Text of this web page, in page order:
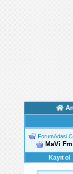
MaVi Fm
Kayıt ol